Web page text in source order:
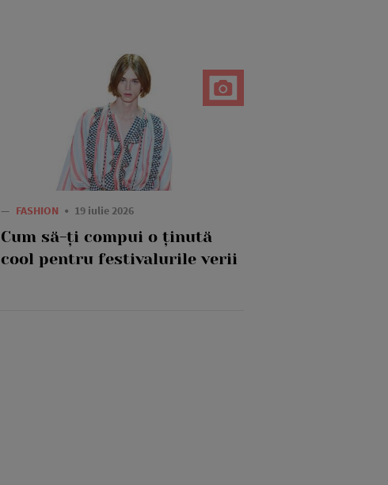
— FASHION 19 iulie 2026
Cum să-ți compui o ținută
cool pentru festivalurile verii